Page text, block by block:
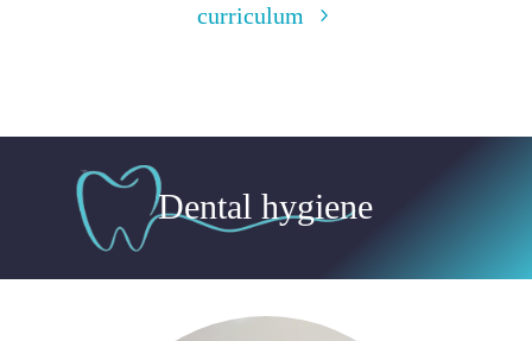
curriculum
Dental hygiene